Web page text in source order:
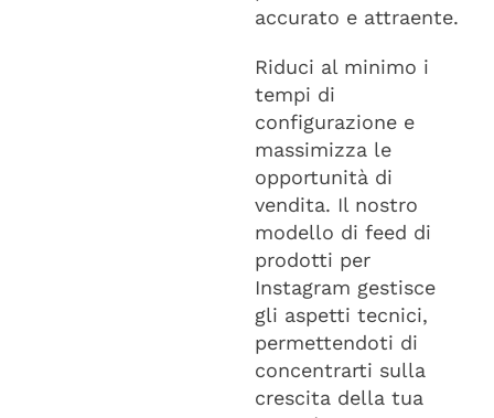
accurato e attraente.
Riduci al minimo i
tempi di
configurazione e
massimizza le
opportunità di
vendita. Il nostro
modello di feed di
prodotti per
Instagram gestisce
gli aspetti tecnici,
permettendoti di
concentrarti sulla
crescita della tua